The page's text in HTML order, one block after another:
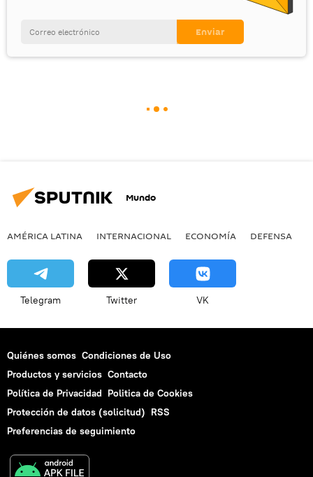
Mundo
AMÉRICA LATINA INTERNACIONAL ECONOMÍA DEFENSA
Telegram Twitter VK
Quiénes somos Condiciones de Uso
Productos y servicios Contacto
Política de Privacidad Politica de Cookies
Protección de datos (solicitud) RSS
Preferencias de seguimiento